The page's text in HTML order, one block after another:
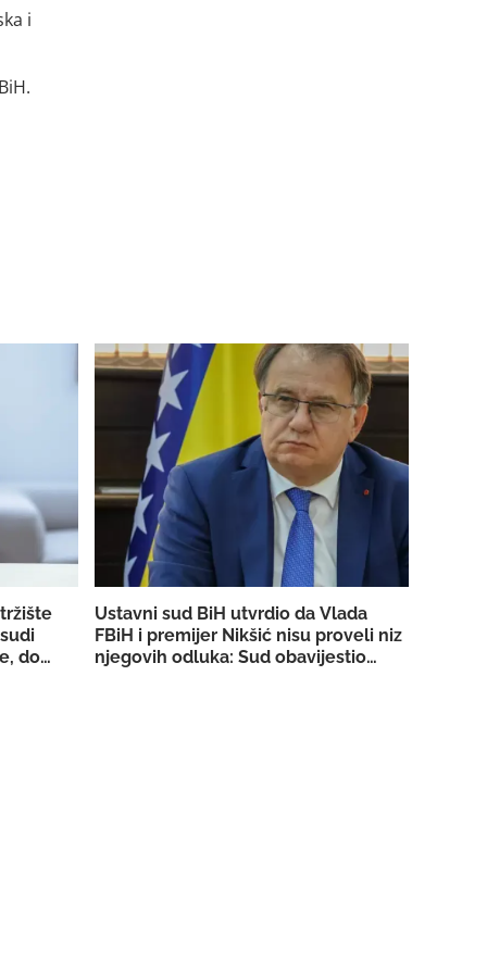
i
dobio
Ustavni sud BiH utvrdio da Vlada
FBiH i premijer Nikšić nisu proveli niz
njegovih odluka: Sud obavijestio